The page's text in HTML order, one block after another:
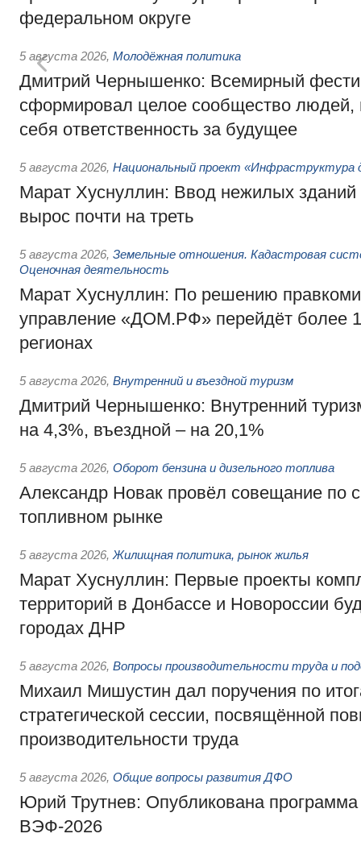
федеральном округе
5 августа 2026, Молодёжная политика
Дмитрий Чернышенко: Всемирный
сформировал целое сообщество людей,
себя ответственность за будущее
5 августа 2026, Национальный проект «Инфраструктура
Марат Хуснуллин: Ввод нежилых зданий
вырос почти на треть
5 августа 2026, Земельные отношения. Кадастровая
Оценочная деятельность
Марат Хуснуллин: По решению
управление «ДОМ.РФ» перейдёт более
регионах
5 августа 2026, Внутренний и въездной туризм
Дмитрий Чернышенко: Внутренний
на 4,3%, въездной – на 20,1%
5 августа 2026, Оборот бензина и дизельного топлива
Александр Новак провёл совещание по
топливном рынке
5 августа 2026, Жилищная политика, рынок жилья
Марат Хуснуллин: Первые проекты
территорий в Донбассе и Новороссии
городах ДНР
5 августа 2026, Вопросы производительности труда и
Михаил Мишустин дал поручения по
стратегической сессии, посвящённой
производительности труда
5 августа 2026, Общие вопросы развития ДФО
Юрий Трутнев: Опубликована
ВЭФ-2026